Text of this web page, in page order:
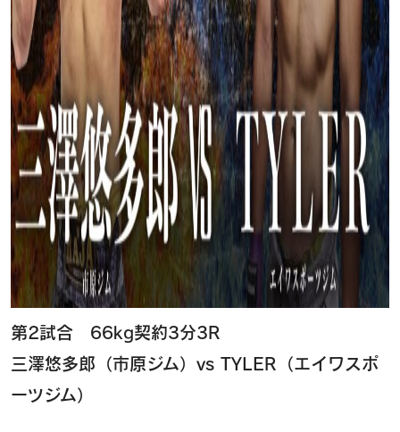
第2試合 66kg契約3分3R
三澤悠多郎（市原ジム）vs TYLER（エイワスポ
ーツジム）